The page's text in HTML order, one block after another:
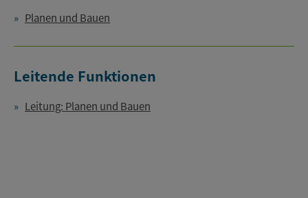
Planen und Bauen
Leitende Funktionen
Leitung: Planen und Bauen